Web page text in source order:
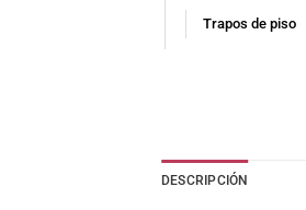
Trapos de piso
DESCRIPCIÓN